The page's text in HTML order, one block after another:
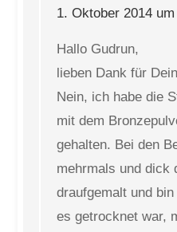
1. Oktober 2014
Hallo Gudrun,
lieben Dank für
Nein, ich habe die
mit dem
gehalten. Bei den
mehrmals und dick
draufgemalt und
es getrocknet war,